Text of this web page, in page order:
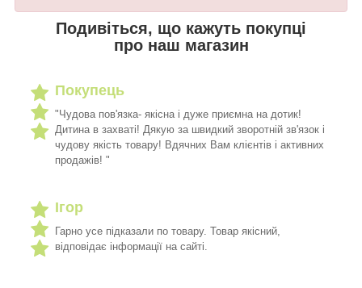
Подивіться, що кажуть покупці
про наш магазин
Покупець
"Чудова пов'язка- якісна і дуже приємна на дотик!
Дитина в захваті! Дякую за швидкий зворотній зв'язок і
чудову якість товару! Вдячних Вам клієнтів і активних
продажів! "
Ігор
Гарно усе підказали по товару. Товар якісний,
відповідає інформації на сайті.